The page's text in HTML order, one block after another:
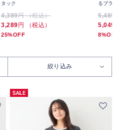
タック
4,389円 （税込）
3,289 円 （税込）
25%OFF
るブラウ
5,489
5,049
8%OFF
絞り込み